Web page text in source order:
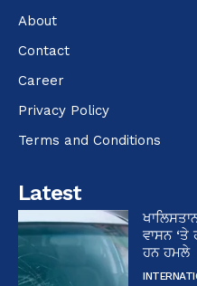
About
Contact
Career
Privacy Policy
Terms and Conditions
Latest
ਵਾਸਨ ‘ਤੇ
ਹਨ ਹਮਲੇ